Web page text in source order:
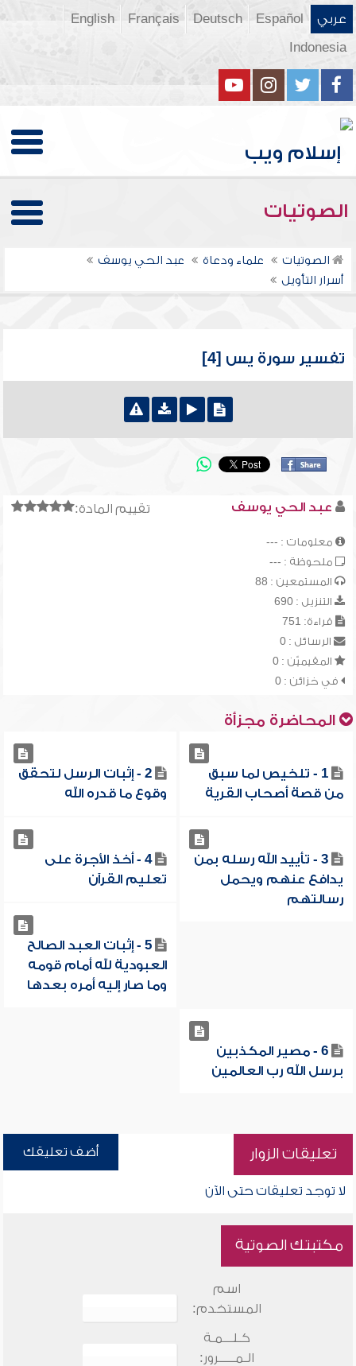
عربي Español
Deutsch
Français
English
Indonesia
الصوتيات
الصوتيات علماء ودعاة
عبد الحي يوسف
أسرار التأويل
تفسير سورة يس [4]
تقييم المادة: عبد الحي يوسف
معلومات : ---
ملحوظة : ---
المستمعين : 88
التنزيل : 690
قراءة: 751
الرسائل : 0
المقيميّن : 0
في خزائن : 0
المحاضرة مجزأة
1 - تلخيص لما سبق
من قصة أصحاب القرية
2 - إثبات الرسل لتحقق
وقوع ما قدره الله
3 - تأييد الله رسله بمن
يدافع عنهم ويحمل
رسالتهم
4 - أخذ الأجرة على
تعليم القرآن
5 - إثبات العبد الصالح
العبودية لله أمام قومه
وما صار إليه أمره بعدها
6 - مصير المكذبين
برسل الله رب العالمين
تعليقات الزوار أضف تعليقك
لا توجد تعليقات حتى الآن
مكتبتك الصوتية
اسم
المستخدم:
كـلـــمـة
الـمـــــرور: